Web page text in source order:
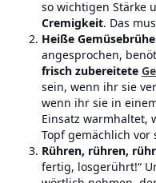
so wichtigen Stärke
Cremigkeit. Das
Heiße
angesprochen,
frisch zubereitete
sein, wenn ihr sie
wenn ihr sie in
Einsatz warmhaltet,
Topf gemächlich vor
Rühren, rühren,
fertig, losgerührt!“